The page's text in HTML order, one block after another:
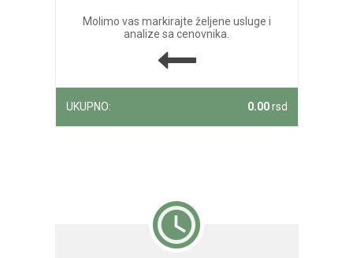
Molimo vas markirajte željene usluge i
analize sa cenovnika.
UKUPNO: 0.00rsd